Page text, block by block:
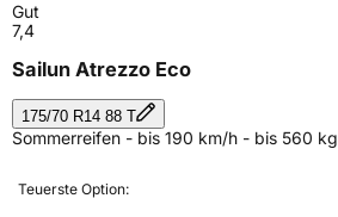
Gut
7,4
Sailun Atrezzo Eco
175/70 R14 88 T
Sommerreifen - bis 190 km/h - bis 560 kg
Teuerste Option: